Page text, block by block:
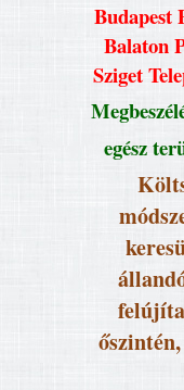
Budapest
Balaton
Sziget
egész